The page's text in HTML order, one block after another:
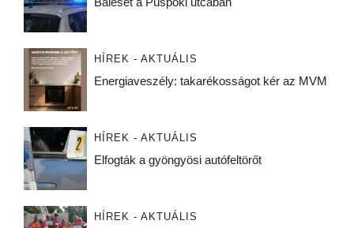
HÍREK - AKTUÁLIS
Energiaveszély: takarékosságot kér az MVM
HÍREK - AKTUÁLIS
Elfogták a gyöngyösi autófeltörőt
HÍREK - AKTUÁLIS